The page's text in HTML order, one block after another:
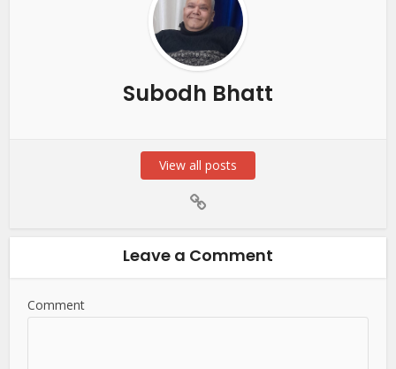
Subodh Bhatt
View all posts
Leave a Comment
Comment